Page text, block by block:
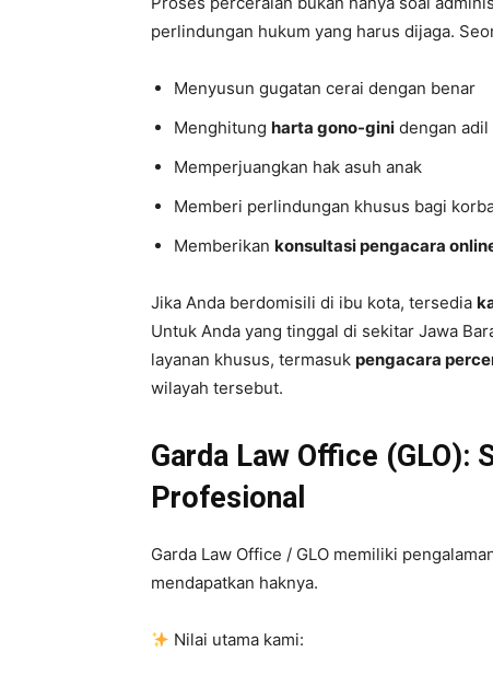
perlindungan hukum yang harus dijaga.
Menyusun gugatan cerai dengan benar
Menghitung harta gono-gini dengan adil
Memperjuangkan hak asuh anak
Memberi perlindungan khusus bagi
Memberikan konsultasi pengacara
Jika Anda berdomisili di ibu kota, tersedia
Untuk Anda yang tinggal di sekitar Jawa
layanan khusus, termasuk pengacara
wilayah tersebut.
Garda Law Office (GLO):
Profesional
Garda Law Office / GLO memiliki
mendapatkan haknya.
Nilai utama kami: